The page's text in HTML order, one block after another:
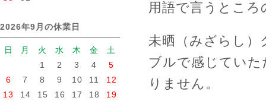
2026年9月の休業日
日 月 火 水 木 金
土
1
2 3 4
5
6
7 8 9 10 11
12
13
14 15 16 17 18
19
用語で言うところ
未晒（みざらし）
ブルで感じてい
りません。